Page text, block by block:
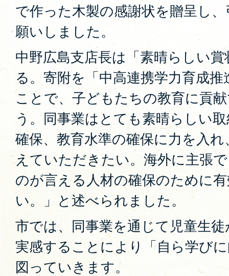
で作った木製の感謝状を贈呈し
願いしました。
中野広島支店長は「素晴らしい
る。寄附を「中高連携学力育成
ことで、子どもたちの教育に貢
う。同事業はとても素晴らしい
確保、教育水準の確保に力を入
えていただきたい。海外に主張
のが言える人材の確保のために
い。」と述べられました。
市では、同事業を通じて児童生
実感することにより「自ら学び
図っていきます。